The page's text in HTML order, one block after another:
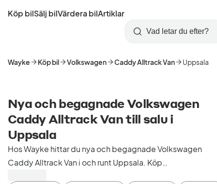
till
Startsida
Köp bilSälj bilVärdera bilArtiklar
Skapa
konto
Logga
in
Sök
Wayke Köp bil Volkswagen Caddy Alltrack Van Uppsala
Nya och begagnade Volkswagen
Caddy Alltrack Van till salu i
Uppsala
Hos Wayke hittar du nya och begagnade Volkswagen
Caddy Alltrack Van i och runt Uppsala. Köp